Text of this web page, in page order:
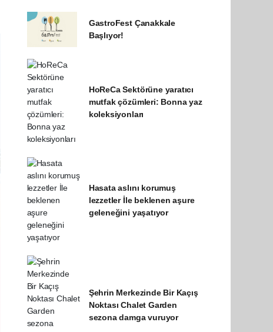
GastroFest Çanakkale
Başlıyor!
HoReCa Sektörüne yaratıcı
mutfak çözümleri: Bonna yaz
koleksiyonları
Hasata aslını korumuş
lezzetler İle beklenen aşure
geleneğini yaşatıyor
Şehrin Merkezinde Bir Kaçış
Noktası Chalet Garden
sezona damga vuruyor